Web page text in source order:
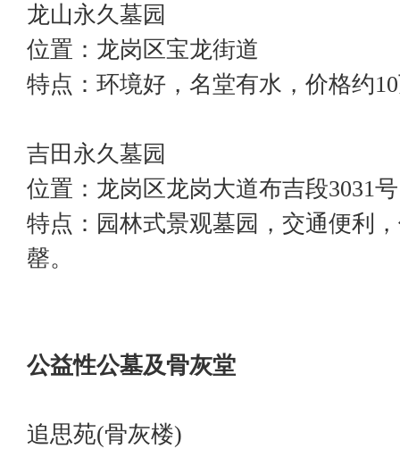
龙山永久墓园
位置：龙岗区宝龙街道
特点：环境好，名堂有水，价格约
吉田永久墓园
位置：龙岗区龙岗大道布吉段3031号
特点：园林式景观墓园，交通便利
罄。
公益性公墓及骨灰堂
追思苑(骨灰楼)